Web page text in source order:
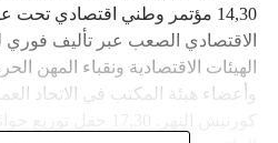
14,30 مؤتمر وطني اقتصادي تحت
الاقتصادي الصعب عبر تأليف فوري
الهيئات الاقتصادية ونقباء المهن
وأعضاء هيئة المكتب في الاتحاد